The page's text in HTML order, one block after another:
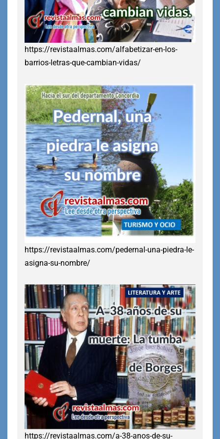
https://revistaalmas.com/alfabetizar-en-los-
barrios-letras-que-cambian-vidas/
https://revistaalmas.com/pedernal-una-piedra-le-
asigna-su-nombre/
https://revistaalmas.com/a-38-anos-de-su-